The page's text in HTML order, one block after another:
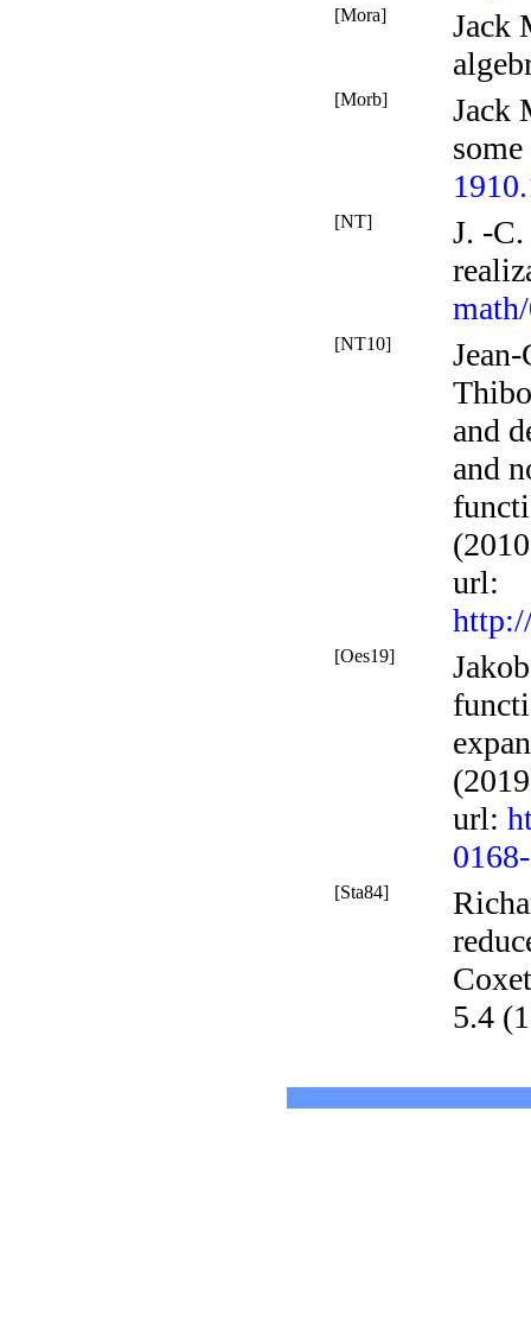
[Mora]
Jack
[Morb]
Jack
[NT]
J. -
[NT10]
and
and
url:
[Oes19]
url:
[Sta84]
5.4